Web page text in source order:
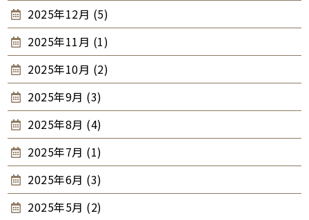
2025年12月 (5)
2025年11月 (1)
2025年10月 (2)
2025年9月 (3)
2025年8月 (4)
2025年7月 (1)
2025年6月 (3)
2025年5月 (2)